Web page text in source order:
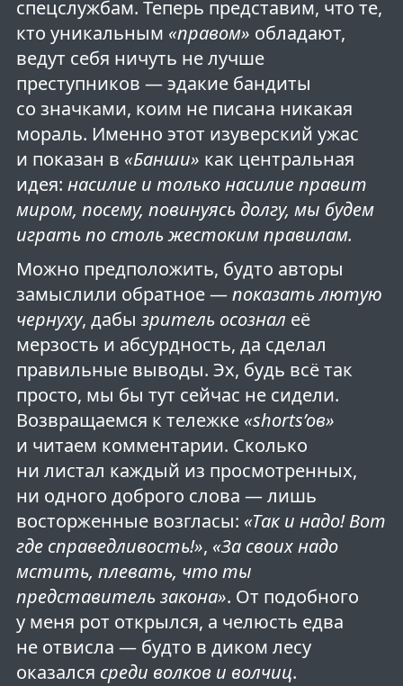
спецслужбам. Теперь представим, что те,
кто уникальным «правом» обладают,
ведут себя ничуть не лучше
преступников — эдакие бандиты
со значками, коим не писана никакая
мораль. Именно этот изуверский ужас
и показан в «Банши» как центральная
идея: насилие и только насилие правит
миром, посему, повинуясь долгу, мы будем
играть по столь жестоким правилам.
Можно предположить, будто авторы
замыслили обратное —показать лютую
чернуху, дабы зритель осознал её
мерзость и абсурдность, да сделал
правильные выводы. Эх, будь всё так
просто, мы бы тут сейчас не сидели.
Возвращаемся к тележке «shorts’ов»
и читаем комментарии. Сколько
ни листал каждый из просмотренных,
ни одного доброго слова — лишь
восторженные возгласы: «Так и надо! Вот
где справедливость!», «За своих надо
мстить, плевать, что ты
представитель закона». От подобного
у меня рот открылся, а челюсть едва
не отвисла — будто в диком лесу
оказался среди волков и волчиц.